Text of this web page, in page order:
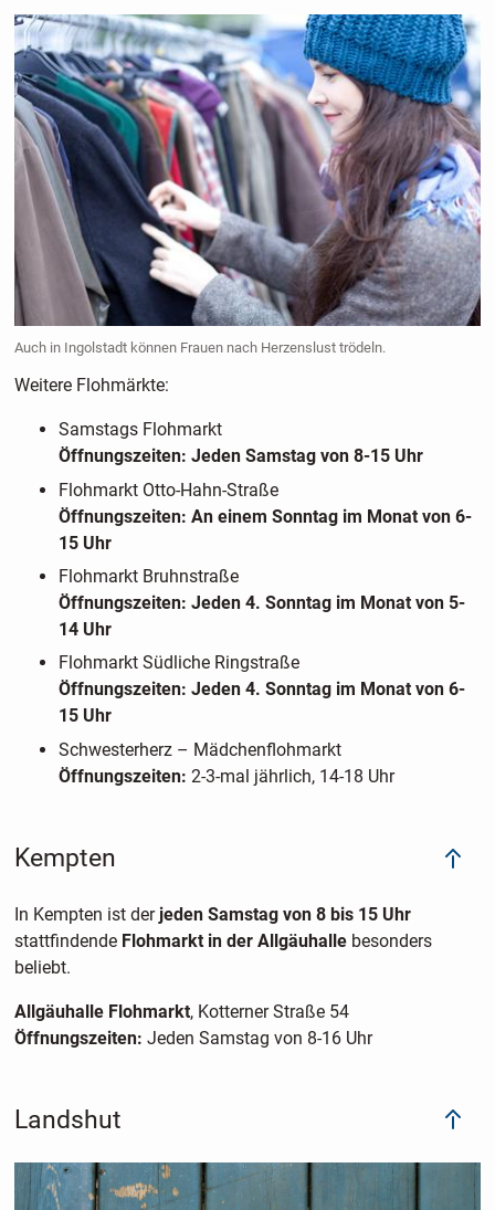
Auch in Ingolstadt können Frauen nach Herzenslust trödeln.
Weitere Flohmärkte:
Samstags Flohmarkt
Öffnungszeiten: Jeden Samstag von 8-15 Uhr
Flohmarkt Otto-Hahn-Straße
Öffnungszeiten: An einem Sonntag im Monat von 6-
15 Uhr
Flohmarkt Bruhnstraße
Öffnungszeiten: Jeden 4. Sonntag im Monat von 5-
14 Uhr
Flohmarkt Südliche Ringstraße
Öffnungszeiten: Jeden 4. Sonntag im Monat von 6-
15 Uhr
Schwesterherz – Mädchenflohmarkt
Öffnungszeiten: 2-3-mal jährlich, 14-18 Uhr
Kempten
In Kempten ist derjeden Samstag von 8 bis 15 Uhr
stattfindendeFlohmarkt in der Allgäuhallebesonders
beliebt.
Allgäuhalle Flohmarkt, Kotterner Straße 54
Öffnungszeiten: Jeden Samstag von 8-16 Uhr
Landshut